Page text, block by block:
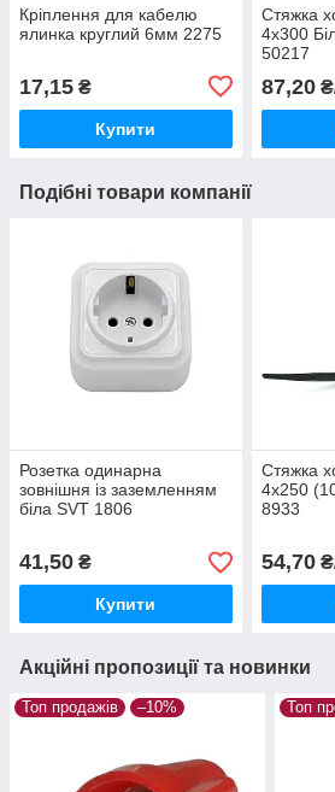
Кріплення для кабелю
ялинка круглий 6мм 2275
17,15 ₴
Купити
Стяжка
4х300
50217
87,20
Подібні товари компанії
Розетка одинарна
зовнішня із заземленням
біла SVT 1806
41,50 ₴
Купити
Стяжка
4х250
8933
54,70
Акційні пропозиції та новинки
Топ продажів –10% Топ